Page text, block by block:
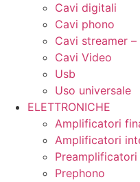
Cavi digitali
Cavi phono
Cavi streamer
Cavi Video
Usb
Uso universale
ELETTRONICHE
Amplificatori
Amplificatori
Preamplificatori
Prephono